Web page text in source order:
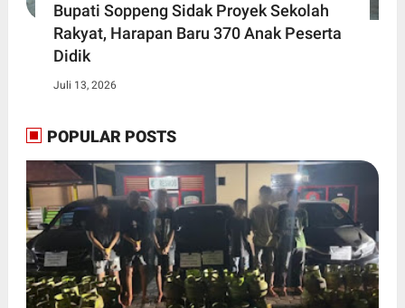
Bupati Soppeng Sidak Proyek Sekolah
Rakyat, Harapan Baru 370 Anak Peserta
Didik
Juli 13, 2026
POPULAR POSTS